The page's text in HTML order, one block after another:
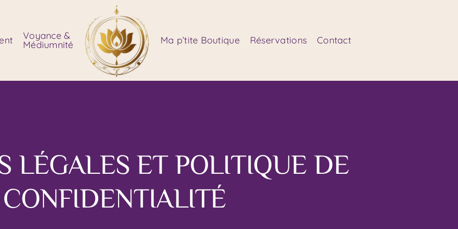
Voyance &
Médiumnité Ma p’tite Boutique Réservations Contact
LÉGALES ET POLITIQUE DE
CONFIDENTIALITÉ